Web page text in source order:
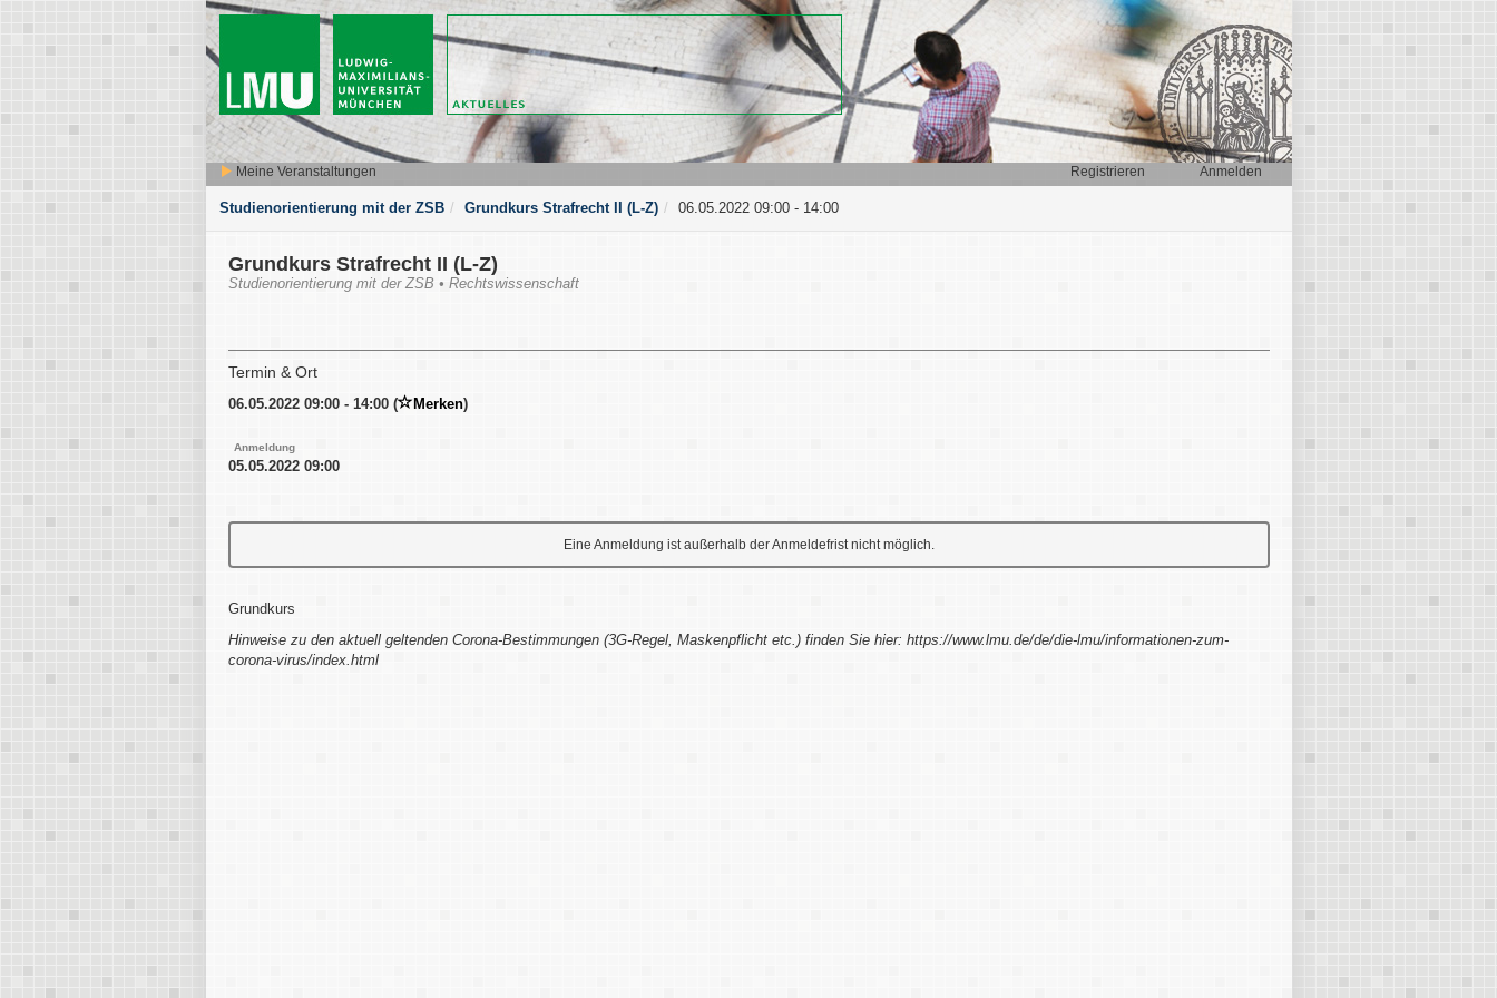
Meine Veranstaltungen Anmelden
Registrieren
Studienorientierung mit der ZSB Grundkurs Strafrecht II (L-Z) 06.05.2022 09:00 - 14:00
Grundkurs Strafrecht II (L-Z)
Studienorientierung mit der ZSB • Rechtswissenschaft
Termin & Ort
06.05.2022 09:00 - 14:00 ( Merken)
Anmeldung
05.05.2022 09:00
Eine Anmeldung ist außerhalb der Anmeldefrist nicht möglich.
Grundkurs
Hinweise zu den aktuell geltenden Corona-Bestimmungen (3G-Regel, Maskenpflicht etc.) finden Sie hier: https://www.lmu.de/de/die-lmu/informationen-zum-
corona-virus/index.html